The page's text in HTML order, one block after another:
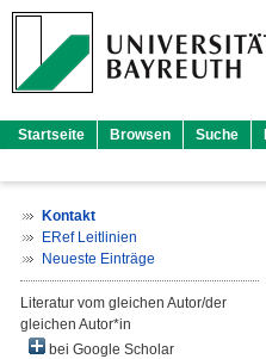
Startseite Browsen Suche
Kontakt
ERef Leitlinien
Neueste Einträge
Literatur vom gleichen Autor/der
gleichen Autor*in
bei Google Scholar